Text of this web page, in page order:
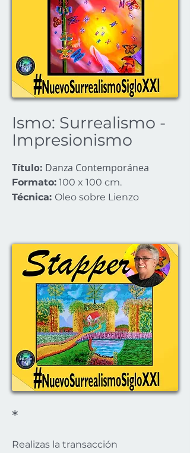
Ismo: Surrealismo -
Impresionismo
Título: Danza Contemporánea
Formato: 100 x 100 cm.
Técnica: Oleo sobre Lienzo
*
Realizas la transacción